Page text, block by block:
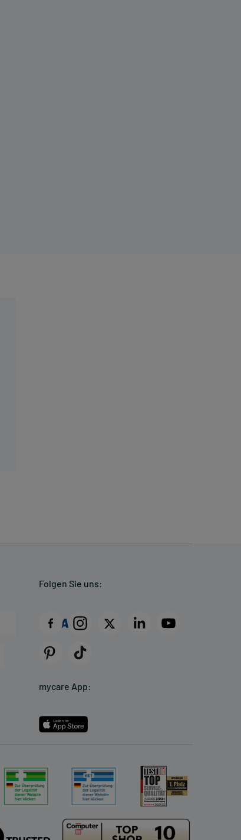
Folgen Sie uns:
mycare App: